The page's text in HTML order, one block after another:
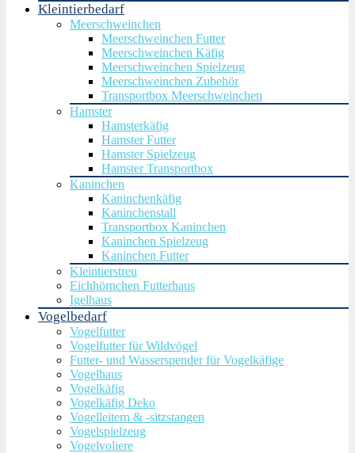
Kleintierbedarf
Meerschweinchen
Meerschweinchen Futter
Meerschweinchen Käfig
Meerschweinchen Spielzeug
Meerschweinchen Zubehör
Transportbox Meerschweinchen
Hamster
Hamsterkäfig
Hamster Futter
Hamster Spielzeug
Hamster Transportbox
Kaninchen
Kaninchenkäfig
Kaninchenstall
Transportbox Kaninchen
Kaninchen Spielzeug
Kaninchen Futter
Kleintierstreu
Eichhörnchen Futterhaus
Igelhaus
Vogelbedarf
Vogelfutter
Vogelfutter für Wildvögel
Futter- und Wasserspender für Vogelkäfige
Vogelhaus
Vogelkäfig
Vogelkäfig Deko
Vogelleitern & -sitzstangen
Vogelspielzeug
Vogelvoliere